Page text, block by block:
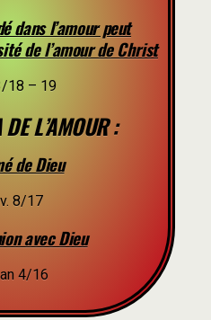
dans l’amour peut
de l’amour de Christ
18 – 19
L’AMOUR :
de Dieu
8/17
avec Dieu
4/16